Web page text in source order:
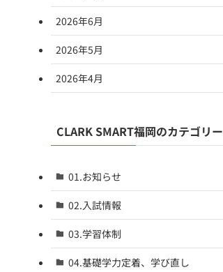
2026年6月
2026年5月
2026年4月
CLARK SMART福岡のカテゴリー
01.お知らせ
02.入試情報
03.学習体制
04.基礎学力定着、学び直し